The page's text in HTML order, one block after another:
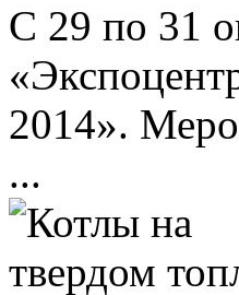
С 29 по 31
2014».
...